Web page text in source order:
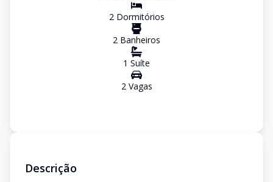
2Dormitórios
2 Banheiros
1 Suíte
2Vagas
Descrição